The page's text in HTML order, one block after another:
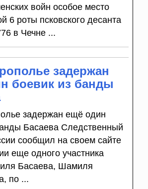
войн особое место
6 роты псковского десанта
в Чечне ...
задержан
боевик из банды
задержан ещё один
Басаева Следственный
сообщил на своем сайте
еще одного участника
Басаева, Шамиля
по ...